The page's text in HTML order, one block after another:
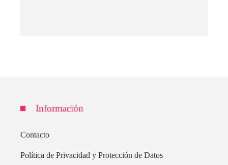
Información
Contacto
Política de Privacidad y Protección de Datos